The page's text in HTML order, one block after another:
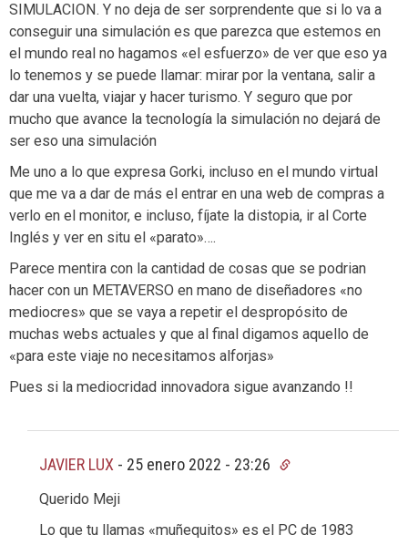
SIMULACION. Y no deja de ser sorprendente que si lo va a
conseguir una simulación es que parezca que estemos en
el mundo real no hagamos «el esfuerzo» de ver que eso ya
lo tenemos y se puede llamar: mirar por la ventana, salir a
dar una vuelta, viajar y hacer turismo. Y seguro que por
mucho que avance la tecnología la simulación no dejará de
ser eso una simulación
Me uno a lo que expresa Gorki, incluso en el mundo virtual
que me va a dar de más el entrar en una web de compras a
verlo en el monitor, e incluso, fíjate la distopia, ir al Corte
Inglés y ver en situ el «parato»….
Parece mentira con la cantidad de cosas que se podrian
hacer con un METAVERSO en mano de diseñadores «no
mediocres» que se vaya a repetir el despropósito de
muchas webs actuales y que al final digamos aquello de
«para este viaje no necesitamos alforjas»
Pues si la mediocridad innovadora sigue avanzando !!
JAVIER LUX - 25 enero 2022 - 23:26
Querido Meji
Lo que tu llamas «muñequitos» es el PC de 1983